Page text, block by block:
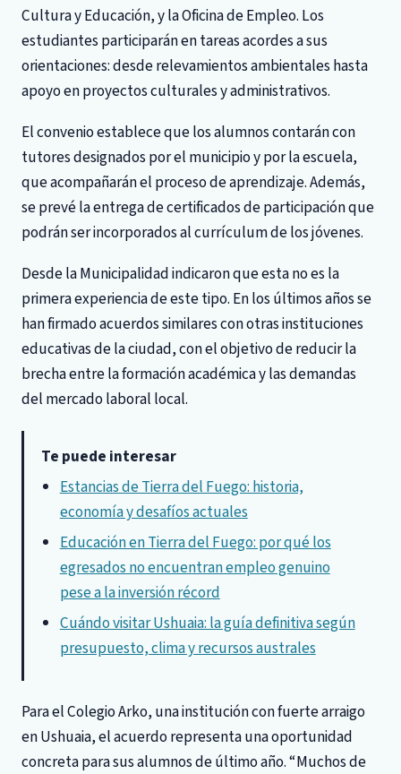
Cultura y Educación, y la Oficina de Empleo. Los
estudiantes participarán en tareas acordes a sus
orientaciones: desde relevamientos ambientales hasta
apoyo en proyectos culturales y administrativos.
El convenio establece que los alumnos contarán con
tutores designados por el municipio y por la escuela,
que acompañarán el proceso de aprendizaje. Además,
se prevé la entrega de certificados de participación que
podrán ser incorporados al currículum de los jóvenes.
Desde la Municipalidad indicaron que esta no es la
primera experiencia de este tipo. En los últimos años se
han firmado acuerdos similares con otras instituciones
educativas de la ciudad, con el objetivo de reducir la
brecha entre la formación académica y las demandas
del mercado laboral local.
Te puede interesar
Estancias de Tierra del Fuego: historia,
economía y desafíos actuales
Educación en Tierra del Fuego: por qué los
egresados no encuentran empleo genuino
pese a la inversión récord
Cuándo visitar Ushuaia: la guía definitiva según
presupuesto, clima y recursos australes
Para el Colegio Arko, una institución con fuerte arraigo
en Ushuaia, el acuerdo representa una oportunidad
concreta para sus alumnos de último año. “Muchos de